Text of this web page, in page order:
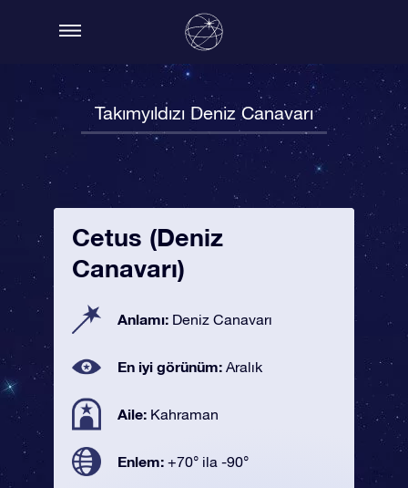
Takımyıldızı Deniz Canavarı
Cetus (Deniz
Canavarı)
Anlamı: Deniz Canavarı
En iyi görünüm: Aralık
Aile: Kahraman
Enlem: +70° ila -90°